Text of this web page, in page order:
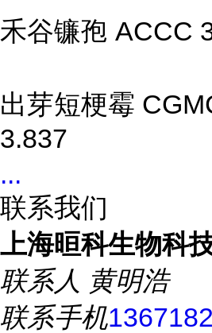
禾谷镰孢 ACCC
出芽短梗霉
3.837
...
联系我们
上海晅科生物科
联系人 黄明浩
联系手机